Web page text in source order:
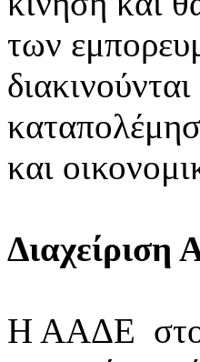
των
και
Διαχείριση
Η ΑΑΔΕ